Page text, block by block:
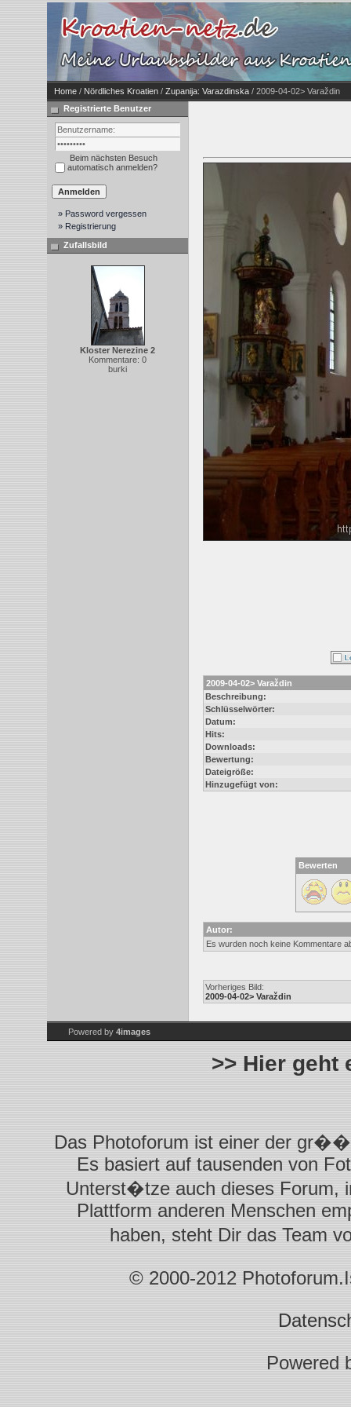
Home / Nördliches Kroatien / Zupanija: Varazdinska / 2009-04-02> Varaždin
Registrierte Benutzer
Beim nächsten Besuch
automatisch anmelden?
» Password vergessen
» Registrierung
Zufallsbild
Kloster Nerezine 2
Kommentare: 0
burki
2009-04-02> Varaždin
Beschreibung:
Schlüsselwörter:
Datum:
Hits:
Downloads:
Bewertung:
Dateigröße:
Hinzugefügt von:
Bewerten
Autor:
Es wurden noch keine Kommentare
Vorheriges Bild:
2009-04-02> Varaždin
Powered by 4images
>> Hier geht
Das Photoforum ist einer der
Es basiert auf tausenden von
Unterst�tze auch dieses Forum,
Plattform anderen Menschen
haben, steht Dir das Team
© 2000-2012
Powered